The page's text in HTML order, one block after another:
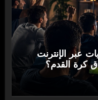
عبر الإنترنت
كرة القدم؟